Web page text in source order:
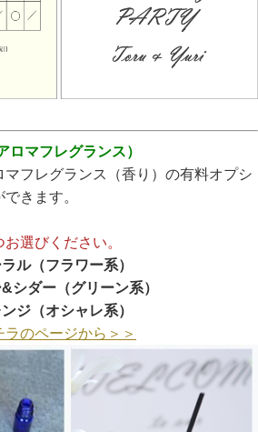
マフレグランス）
マフレグランス（香り）の有料オプシ
きます。
選びください。
ル（フラワー系）
ダー（グリーン系）
ジ（オシャレ系）
のページから＞＞